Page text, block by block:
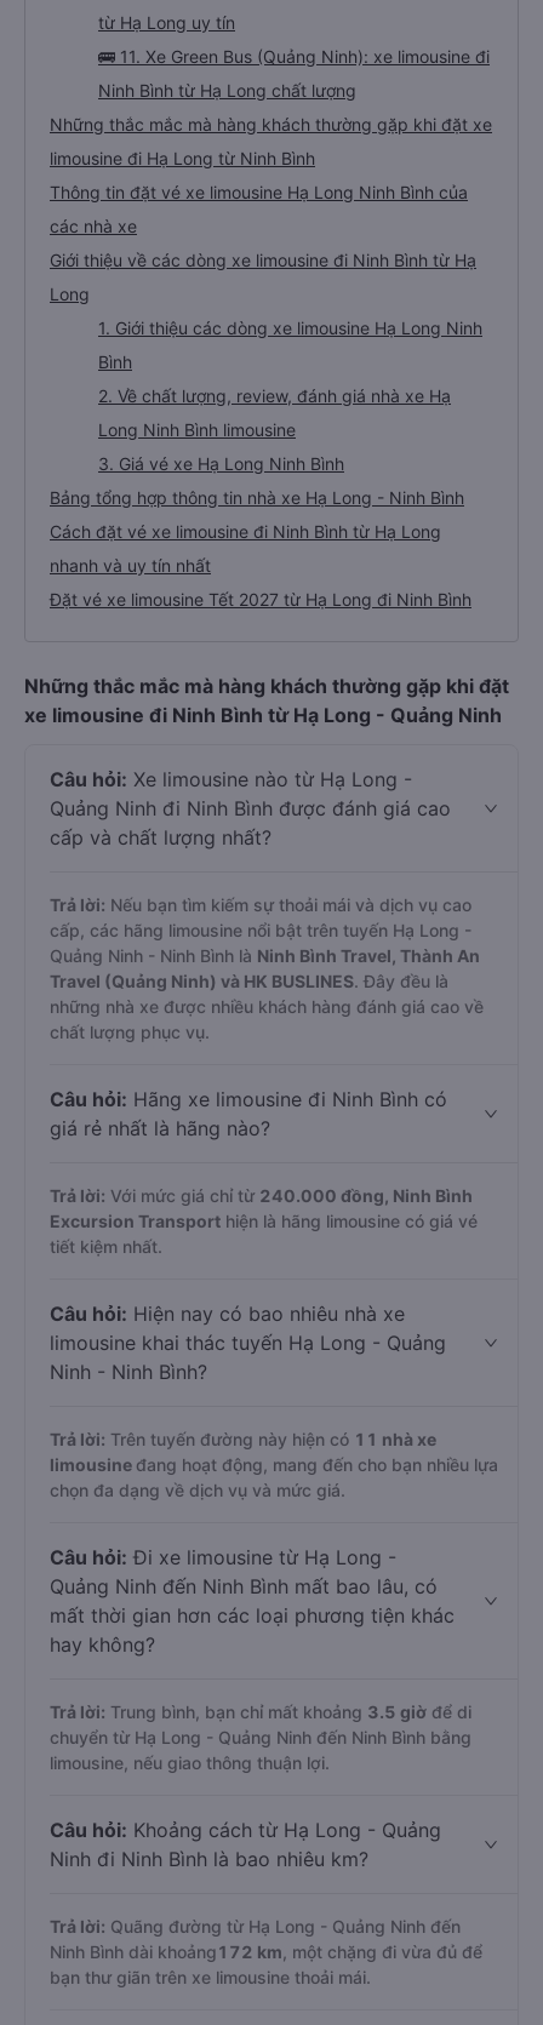
từ Hạ Long uy tín
🚌 11. Xe Green Bus (Quảng Ninh): xe limousine đi
Ninh Bình từ Hạ Long chất lượng
Những thắc mắc mà hàng khách thường gặp khi đặt xe
limousine đi Hạ Long từ Ninh Bình
Thông tin đặt vé xe limousine Hạ Long Ninh Bình của
các nhà xe
Giới thiệu về các dòng xe limousine đi Ninh Bình từ Hạ
Long
1. Giới thiệu các dòng xe limousine Hạ Long Ninh
Bình
2. Về chất lượng, review, đánh giá nhà xe Hạ
Long Ninh Bình limousine
3. Giá vé xe Hạ Long Ninh Bình
Bảng tổng hợp thông tin nhà xe Hạ Long - Ninh Bình
Cách đặt vé xe limousine đi Ninh Bình từ Hạ Long
nhanh và uy tín nhất
Đặt vé xe limousine Tết 2027 từ Hạ Long đi Ninh Bình
Những thắc mắc mà hàng khách thường gặp khi đặt
xe limousine đi Ninh Bình từ Hạ Long - Quảng Ninh
Câu hỏi: Xe limousine nào từ Hạ Long -
Quảng Ninh đi Ninh Bình được đánh giá cao
cấp và chất lượng nhất?
Trả lời: Nếu bạn tìm kiếm sự thoải mái và dịch vụ cao
cấp, các hãng limousine nổi bật trên tuyến Hạ Long -
Quảng Ninh - Ninh Bình là Ninh Bình Travel, Thành An
Travel (Quảng Ninh) và HK BUSLINES. Đây đều là
những nhà xe được nhiều khách hàng đánh giá cao về
chất lượng phục vụ.
Câu hỏi: Hãng xe limousine đi Ninh Bình có
giá rẻ nhất là hãng nào?
Trả lời: Với mức giá chỉ từ 240.000 đồng, Ninh Bình
Excursion Transport hiện là hãng limousine có giá vé
tiết kiệm nhất.
Câu hỏi: Hiện nay có bao nhiêu nhà xe
limousine khai thác tuyến Hạ Long - Quảng
Ninh - Ninh Bình?
Trả lời: Trên tuyến đường này hiện có 11 nhà xe
limousine đang hoạt động, mang đến cho bạn nhiều lựa
chọn đa dạng về dịch vụ và mức giá.
Câu hỏi: Đi xe limousine từ Hạ Long -
Quảng Ninh đến Ninh Bình mất bao lâu, có
mất thời gian hơn các loại phương tiện khác
hay không?
Trả lời: Trung bình, bạn chỉ mất khoảng 3.5 giờ để di
chuyển từ Hạ Long - Quảng Ninh đến Ninh Bình bằng
limousine, nếu giao thông thuận lợi.
Câu hỏi: Khoảng cách từ Hạ Long - Quảng
Ninh đi Ninh Bình là bao nhiêu km?
Trả lời: Quãng đường từ Hạ Long - Quảng Ninh đến
Ninh Bình dài khoảng172 km , một chặng đi vừa đủ để
bạn thư giãn trên xe limousine thoải mái.